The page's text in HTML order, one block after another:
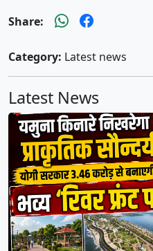
Share:
Category: Latest news
Latest News